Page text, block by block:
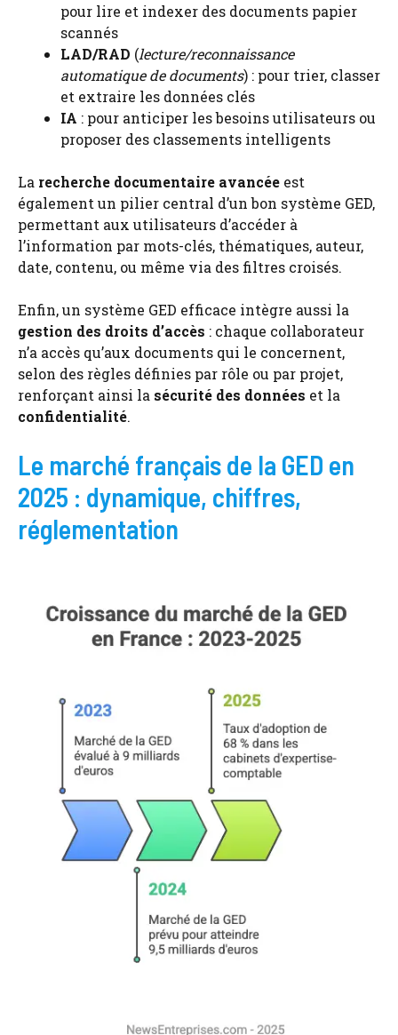
pour lire et indexer des documents papier
scannés
LAD/RAD (lecture/reconnaissance
automatique de documents) : pour trier, classer
et extraire les données clés
IA : pour anticiper les besoins utilisateurs ou
proposer des classements intelligents
La recherche documentaire avancée est
également un pilier central d’un bon système GED,
permettant aux utilisateurs d’accéder à
l’information par mots-clés, thématiques, auteur,
date, contenu, ou même via des filtres croisés.
Enfin, un système GED efficace intègre aussi la
gestion des droits d’accès : chaque collaborateur
n’a accès qu’aux documents qui le concernent,
selon des règles définies par rôle ou par projet,
renforçant ainsi la sécurité des données et la
confidentialité.
Le marché français de la GED en
2025 : dynamique, chiffres,
réglementation